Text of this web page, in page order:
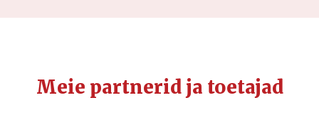
Meie partnerid ja toetajad